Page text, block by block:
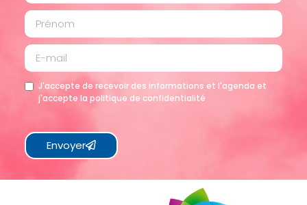
J'accepte de recevoir des informations et l'agenda et
j'accepte la politique de confidentialité
Envoyer